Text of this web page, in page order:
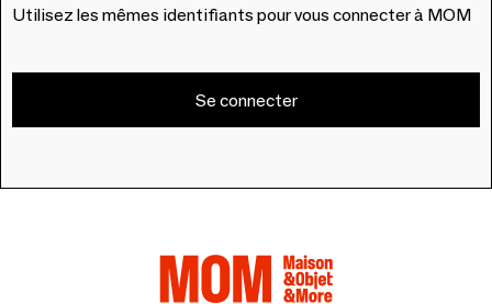
Utilisez les mêmes identifiants pour vous connecter à MOM
Se connecter